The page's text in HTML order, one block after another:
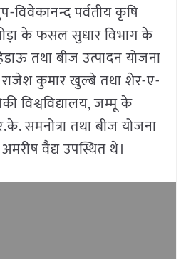
पर्वतीय कृषि
के फसल सुधार विभाग के
हेडाऊ तथा बीज उत्पादन योजना
राजेश कुमार खुल्बे तथा शेर-ए-
विश्वविद्यालय, जम्मू के
समनोत्रा तथा बीज योजना
वैद्य उपस्थित थे।